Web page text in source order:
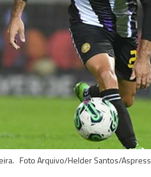
Foto Arquivo/Helder Santos/Aspress